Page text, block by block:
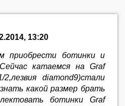
13:20
приобрести ботинки и
катаемся на Graf
2,лезвия diamond9)стали
какой размер брать
ботинки Graf